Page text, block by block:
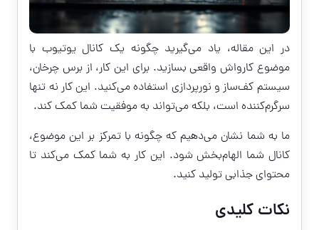
در این مقاله، یاد می‌گیرید چگونه یک کانال یوتیوب با
موضوع کارواش واقعی بسازید. برای این کار، از برس چرخان،
سیستم کف‌ساز و نورپردازی استفاده می‌کنید. این کار نه تنها
سرگرم‌کننده است، بلکه می‌تواند به موفقیت شما کمک کند.
ما به شما نشان می‌دهیم که چگونه با تمرکز بر این موضوع،
کانال شما الهام‌بخش شود. این کار به شما کمک می‌کند تا
محتوای جذابی تولید کنید.
نکات کلیدی